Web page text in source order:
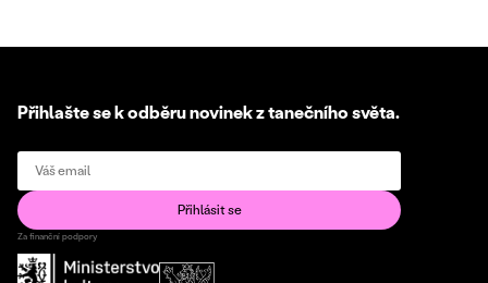
Přihlašte se k odběru novinek z tanečního světa.
Za finanční podpory